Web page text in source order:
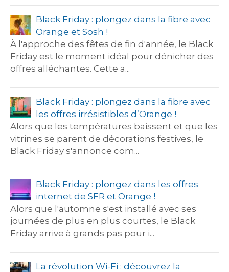
Black Friday : plongez dans la fibre avec
Orange et Sosh !
À l'approche des fêtes de fin d'année, le Black
Friday est le moment idéal pour dénicher des
offres alléchantes. Cette a...
Black Friday : plongez dans la fibre avec
les offres irrésistibles d’Orange !
Alors que les températures baissent et que les
vitrines se parent de décorations festives, le
Black Friday s'annonce com...
Black Friday : plongez dans les offres
internet de SFR et Orange !
Alors que l'automne s'est installé avec ses
journées de plus en plus courtes, le Black
Friday arrive à grands pas pour i...
La révolution Wi-Fi : découvrez la